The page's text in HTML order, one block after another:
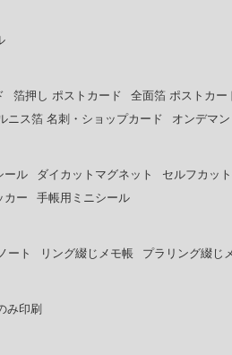
箔押し ポストカード 全面箔 ポストカー
ニス箔 名刺・ショップカード オンデマ
ール ダイカットマグネット セルフカッ
カー 手帳用ミニシール
ート リング綴じメモ帳 プラリング綴じ
み印刷